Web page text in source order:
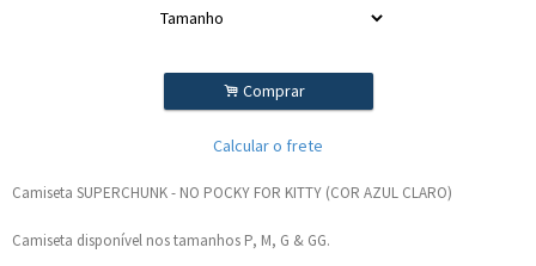
. Comprar
Calcular o frete
Camiseta SUPERCHUNK - NO POCKY FOR KITTY (COR AZUL CLARO)
Camiseta disponível nos tamanhos P, M, G & GG.